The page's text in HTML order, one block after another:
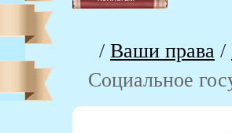
/ Ваши права /
Социальное